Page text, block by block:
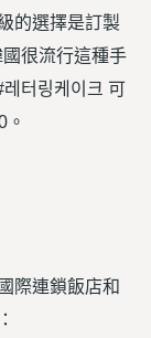
的選擇是訂製
國很流行這種手
터링케이크 可
際連鎖飯店和